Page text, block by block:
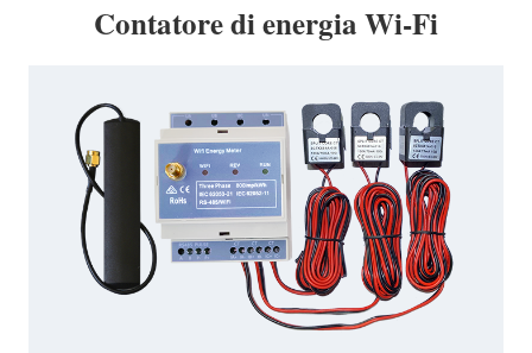
Contatore di energia Wi-Fi